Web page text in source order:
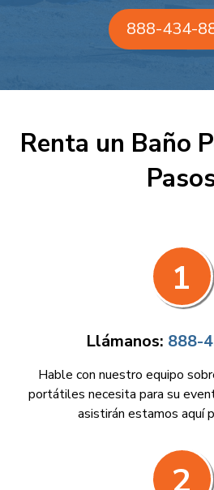
888-434-
Renta un Baño
1
Llámanos: 888-
Hable con nuestro equipo
portátiles necesita para su
asistirán estamos aquí
2